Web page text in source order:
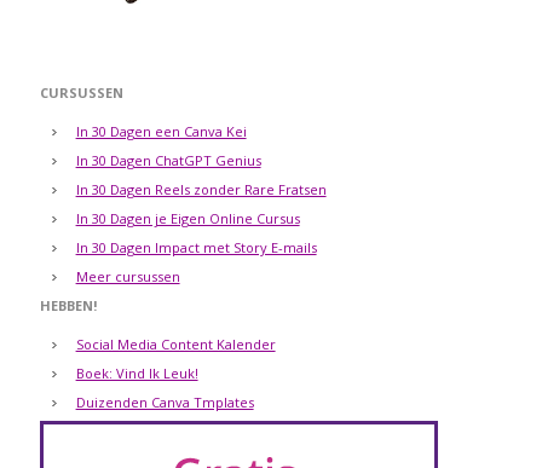
CURSUSSEN
In 30 Dagen een Canva Kei
In 30 Dagen ChatGPT Genius
In 30 Dagen Reels zonder Rare Fratsen
In 30 Dagen je Eigen Online Cursus
In 30 Dagen Impact met Story E-mails
Meer cursussen
HEBBEN!
Social Media Content Kalender
Boek: Vind Ik Leuk!
Duizenden Canva Tmplates